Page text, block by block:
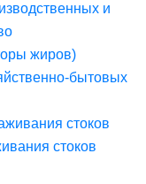
и
жиров)
бытовых
стоков
стоков